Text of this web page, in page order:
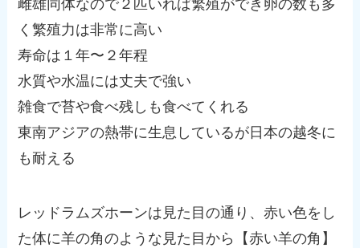
雌雄同体なので２匹いれば繁殖ができ卵の数も多
く繁殖力は非常に高い
寿命は１年〜２年程
水質や水温には丈夫で強い
雑食で苔や食べ残しも食べてくれる
東南アジアの熱帯に生息しているが日本の越冬に
も耐える
レッドラムズホーンは見た目の通り、赤い色をし
た体に羊の角のような見た目から【赤い羊の角】